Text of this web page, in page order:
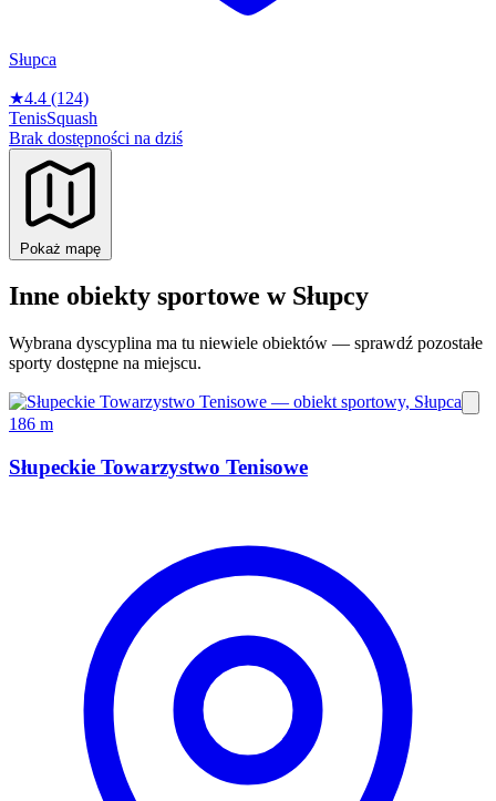
Słupca
★4.4 (124)
TenisSquash
Brak dostępności na dziś
Pokaż mapę
Inne obiekty sportowe w Słupcy
Wybrana dyscyplina ma tu niewiele obiektów — sprawdź pozostałe
sporty dostępne na miejscu.
186 m
Słupeckie Towarzystwo Tenisowe